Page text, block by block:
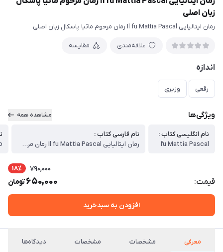
زبان اصلی
رمان ایتالیایی Il fu Mattia Pascal رمان مرحوم ماتیا پاسکال زبان اصلی
علاقه‌مندی مقایسه
اندازه
رقعی وزیری
ویژگی‌ها مشاهده همه
نام انگلیسی کتاب :
fu Mattia Pascal
نام فارسی کتاب :
رمان ایتالیایی Il fu Mattia Pascal رمان مرحوم ماتیا پاسکال زبان اصلی
قیمت:
790,000 18٪
650,000تومان
افزودن به سبدخرید
معرفی مشخصات مشخصات دیدگاه‌ها